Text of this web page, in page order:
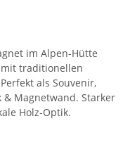
im Alpen-Hütte
traditionellen
als Souvenir,
& Magnetwand. Starker
Holz-Optik.